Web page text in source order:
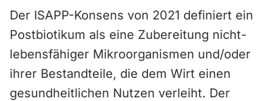
Der ISAPP-Konsens von 2021 definiert ein
Postbiotikum als eine Zubereitung nicht-
lebensfähiger Mikroorganismen und/oder
ihrer Bestandteile, die dem Wirt einen
gesundheitlichen Nutzen verleiht. Der